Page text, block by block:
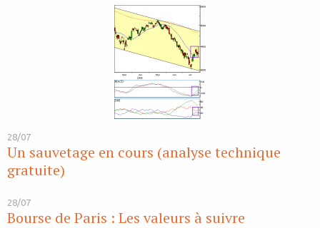
28/07
Un sauvetage en cours (analyse technique
gratuite)
28/07
Bourse de Paris : Les valeurs à suivre